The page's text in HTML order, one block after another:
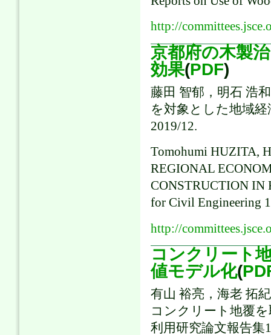
http://
京都府の木製
効果(PDF)
藤田 智郁，明石 浩
を対象とした地域経
2019/12.
Tomohumi HUZITA,
REGIONAL
CONSTRUCTION IN
for Civil Engineering
http://
コンクリート
値モデル化(
有山 裕亮，海老 拓
コンクリート地覆
利用研究論文報告集